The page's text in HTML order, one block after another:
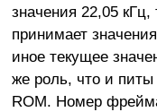
значения 22,05
принимает
иное текущее
же роль, что и
ROM. Номер